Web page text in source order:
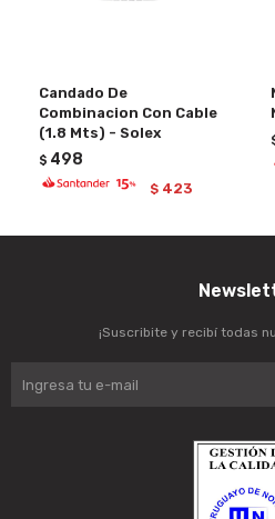
Candado De
Combinacion Con Cable
(1.8 Mts) - Solex
$ 498
$ 423
¡Suscribite y recibí todas